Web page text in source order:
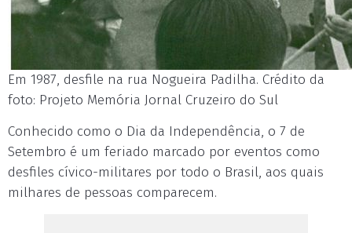
Em 1987, desfile na rua Nogueira Padilha. Crédito da
foto: Projeto Memória Jornal Cruzeiro do Sul
Conhecido como o Dia da Independência, o 7 de
Setembro é um feriado marcado por eventos como
desfiles cívico-militares por todo o Brasil, aos quais
milhares de pessoas comparecem.